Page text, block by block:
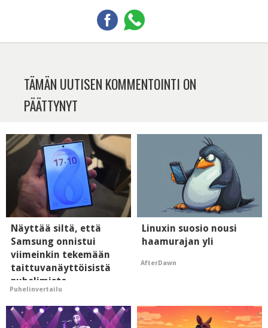
TÄMÄN UUTISEN KOMMENTOINTI ON
PÄÄTTYNYT
Näyttää siltä, että
Samsung onnistui
viimeinkin tekemään
taittuvanäyttöisistä
puhelimista
supersuosittuja
Puhelinvertailu
Linuxin suosio nousi
haamurajan yli
AfterDawn